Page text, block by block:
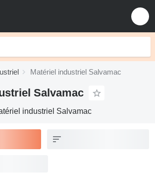
Matériel industriel Salvamac
Salvamac
industriel Salvamac